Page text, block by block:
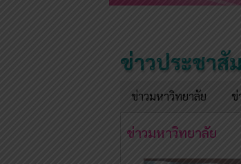
ข่าวประชาสั
ข่าวมหาวิทยาลัย ข่
ข่าวมหาวิทยาลัย